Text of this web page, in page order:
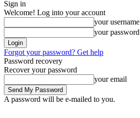
Sign in
Welcome! Log into your account
your username
your password
Forgot your password? Get help
Password recovery
Recover your password
your email
A password will be e-mailed to you.